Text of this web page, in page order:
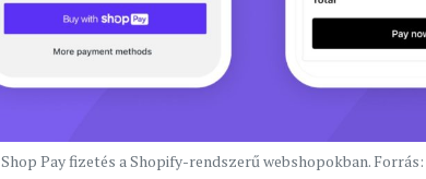
Shop Pay fizetés a Shopify-rendszerű webshopokban. Forrás: